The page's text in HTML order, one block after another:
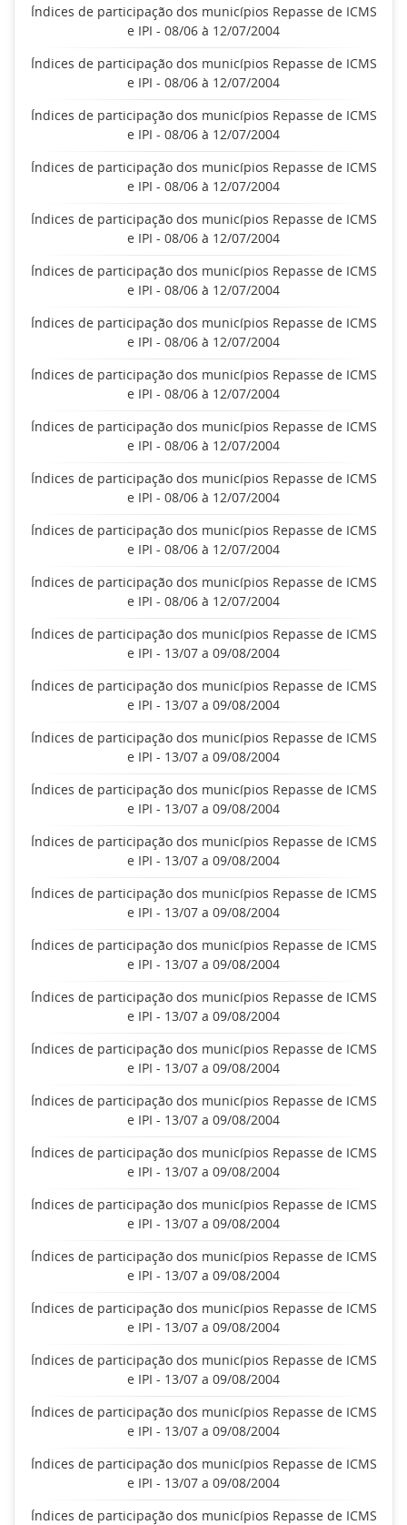
Índices de participação dos municípios Repasse de ICMS
e IPI - 08/06 à 12/07/2004
Índices de participação dos municípios Repasse de ICMS
e IPI - 08/06 à 12/07/2004
Índices de participação dos municípios Repasse de ICMS
e IPI - 08/06 à 12/07/2004
Índices de participação dos municípios Repasse de ICMS
e IPI - 08/06 à 12/07/2004
Índices de participação dos municípios Repasse de ICMS
e IPI - 08/06 à 12/07/2004
Índices de participação dos municípios Repasse de ICMS
e IPI - 08/06 à 12/07/2004
Índices de participação dos municípios Repasse de ICMS
e IPI - 08/06 à 12/07/2004
Índices de participação dos municípios Repasse de ICMS
e IPI - 08/06 à 12/07/2004
Índices de participação dos municípios Repasse de ICMS
e IPI - 08/06 à 12/07/2004
Índices de participação dos municípios Repasse de ICMS
e IPI - 08/06 à 12/07/2004
Índices de participação dos municípios Repasse de ICMS
e IPI - 08/06 à 12/07/2004
Índices de participação dos municípios Repasse de ICMS
e IPI - 08/06 à 12/07/2004
Índices de participação dos municípios Repasse de ICMS
e IPI - 13/07 a 09/08/2004
Índices de participação dos municípios Repasse de ICMS
e IPI - 13/07 a 09/08/2004
Índices de participação dos municípios Repasse de ICMS
e IPI - 13/07 a 09/08/2004
Índices de participação dos municípios Repasse de ICMS
e IPI - 13/07 a 09/08/2004
Índices de participação dos municípios Repasse de ICMS
e IPI - 13/07 a 09/08/2004
Índices de participação dos municípios Repasse de ICMS
e IPI - 13/07 a 09/08/2004
Índices de participação dos municípios Repasse de ICMS
e IPI - 13/07 a 09/08/2004
Índices de participação dos municípios Repasse de ICMS
e IPI - 13/07 a 09/08/2004
Índices de participação dos municípios Repasse de ICMS
e IPI - 13/07 a 09/08/2004
Índices de participação dos municípios Repasse de ICMS
e IPI - 13/07 a 09/08/2004
Índices de participação dos municípios Repasse de ICMS
e IPI - 13/07 a 09/08/2004
Índices de participação dos municípios Repasse de ICMS
e IPI - 13/07 a 09/08/2004
Índices de participação dos municípios Repasse de ICMS
e IPI - 13/07 a 09/08/2004
Índices de participação dos municípios Repasse de ICMS
e IPI - 13/07 a 09/08/2004
Índices de participação dos municípios Repasse de ICMS
e IPI - 13/07 a 09/08/2004
Índices de participação dos municípios Repasse de ICMS
e IPI - 13/07 a 09/08/2004
Índices de participação dos municípios Repasse de ICMS
e IPI - 13/07 a 09/08/2004
Índices de participação dos municípios Repasse de ICMS